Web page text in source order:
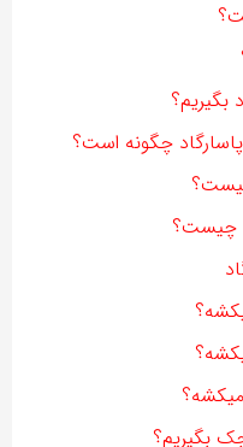
بگیریم؟
چگونه است؟
چیست؟
بگیریم؟